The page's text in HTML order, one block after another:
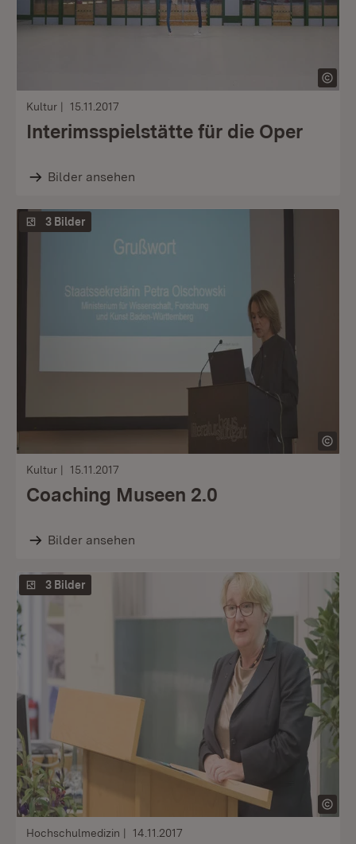
Kultur 15.11.2017
Interimsspielstätte für die Oper
Bilder ansehen
3 Bilder
Kultur 15.11.2017
Coaching Museen 2.0
Bilder ansehen
3 Bilder
Hochschulmedizin 14.11.2017